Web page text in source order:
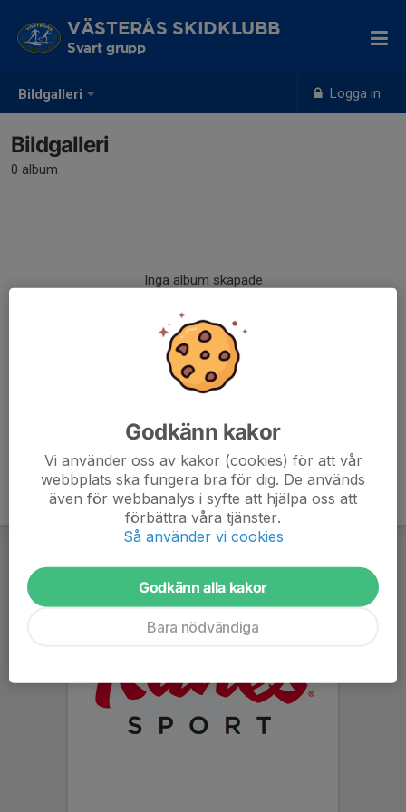
Bildgalleri Logga in
VÄSTERÅS SKIDKLUBB
Svart grupp
Bildgalleri
0 album
Inga album skapade
Godkänn kakor
Vi använder oss av kakor (cookies) för att vår
webbplats ska fungera bra för dig. De används
även för webbanalys i syfte att hjälpa oss att
förbättra våra tjänster.
Så använder vi cookies
Godkänn alla kakor
Bara nödvändiga